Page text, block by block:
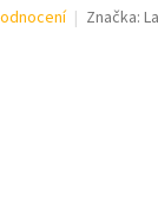
Značka: